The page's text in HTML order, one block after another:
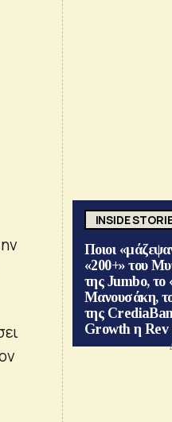
INSIDE
Ποιοι
«200+» του
της Jumbo,
Μανουσάκη,
της
Growth η